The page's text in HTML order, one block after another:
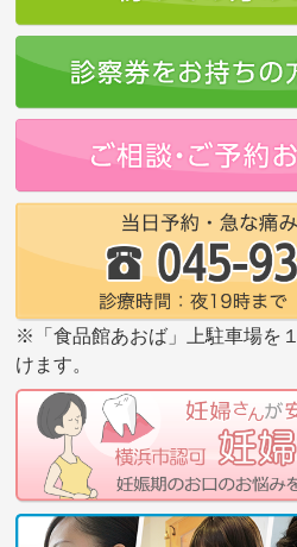
※「食品館あおば」上駐車場を
けます。